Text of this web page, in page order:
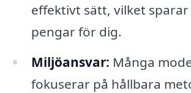
effektivt sätt, vilket
pengar för dig.
Miljöansvar: Många
fokuserar på hållbara